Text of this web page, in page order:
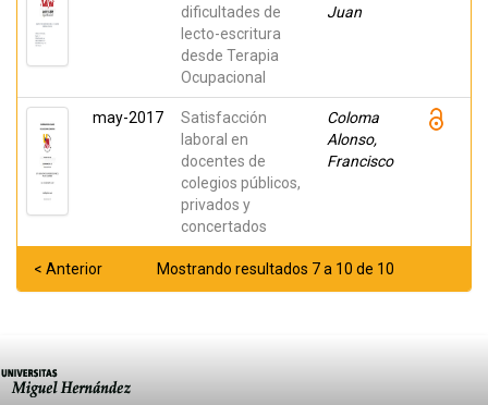
dificultades de
lecto-escritura
desde Terapia
Ocupacional
Juan
may-2017
Satisfacción
laboral en
docentes de
colegios públicos,
privados y
concertados
Coloma
Alonso,
Francisco
Mostrando resultados 7 a 10 de 10
< Anterior